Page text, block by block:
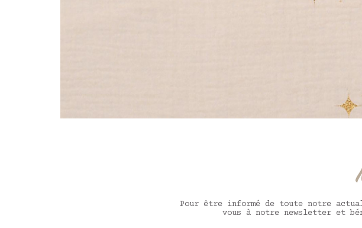
Pour être informé de toute notre
vous à notre newsletter et